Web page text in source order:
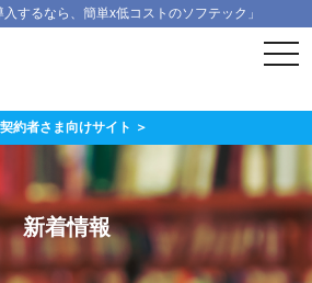
入するなら、簡単x低コストのソフテック」
約者さま向けサイト ＞
新着情報
ス
マ
ニ
ュ
ー